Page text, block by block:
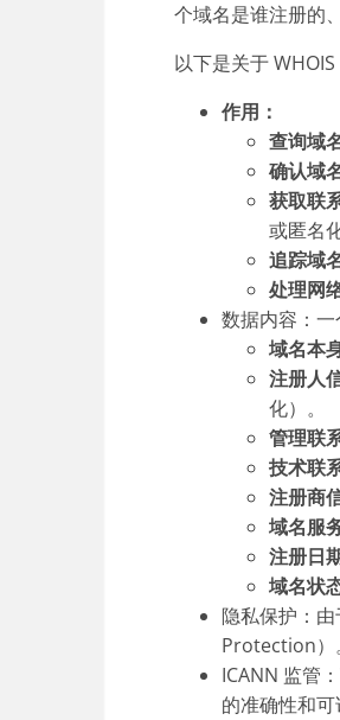
个域名是谁注册的
以下是关于 WHOIS
作用：
查询域
确认域
获取联
或匿名
追踪域
处理网
数据内容：一
域名本
注册人
化）。
管理联
技术联
注册商
域名服
注册日
域名状
隐私保护：
Protection）
ICANN 监管
的准确性和可